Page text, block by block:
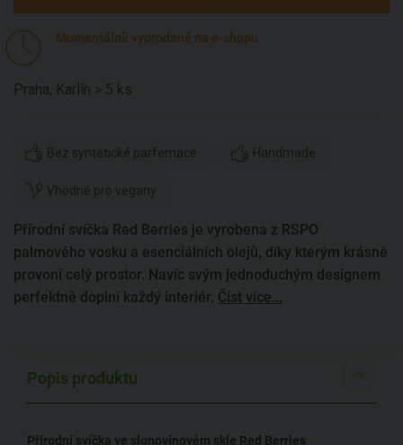
Momentálně vyprodané na e-shopu
Praha, Karlín > 5 ks
Bez syntetické parfemace Handmade
Vhodné pro vegany
Přírodní svíčka Red Berries je vyrobena z RSPO
palmového vosku a esenciálních olejů, díky kterým krásně
provoní celý prostor. Navíc svým jednoduchým designem
perfektně doplní každý interiér. Číst více...
Popis produktu
Přírodní svíčka ve slonovinovém skle Red Berries